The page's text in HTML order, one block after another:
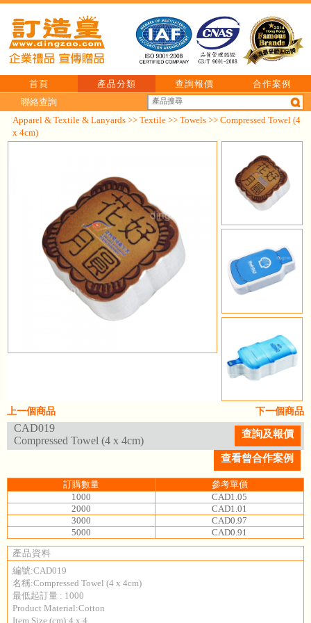
首頁 產品分類 查詢報價
合作案例
聯絡查詢
Apparel & Textile & Lanyards >> Textile >> Towels >> Compressed Towel (4
x 4cm)
下一個商品
上一個商品
CAD019
Compressed Towel (4 x 4cm)
查詢及報價
查看曾合作案例
訂購數量
參考單價
1000
CAD1.05
2000
CAD1.01
3000
CAD0.97
5000
CAD0.91
產品資料
編號:CAD019
名稱:Compressed Towel (4 x 4cm)
最低起訂量 : 1000
Product Material:Cotton
Item Size (cm):4 x 4